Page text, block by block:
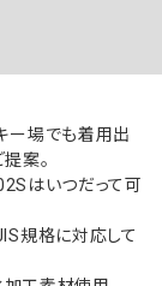
ー場でも着用出
案。
はいつだって可
規格に対応して